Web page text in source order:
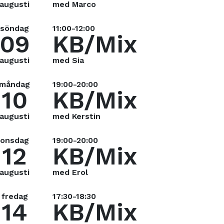
augusti med Marco
söndag
augusti
11:00-12:00
KB/Mix
med Sia
10
augusti
19:00-20:00
KB/Mix
med Kerstin
onsdag
12
augusti
19:00-20:00
KB/Mix
med Erol
fredag
14
17:30-18:30
KB/Mix